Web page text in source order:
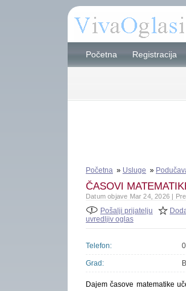
Početna Registracija
Početna » Usluge »
ČASOVI
Datum objave Mar 24, 2026 |
Pošalji prijatelju
uvredljiv oglas
Telefon:
Grad:
Dajem časove matematike